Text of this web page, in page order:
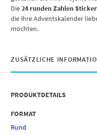
Die24 runden Zahlen Sticker
die ihre Adventskalender
möchten.
ZUSÄTZLICHE
PRODUKTDETAILS
FORMAT
Rund